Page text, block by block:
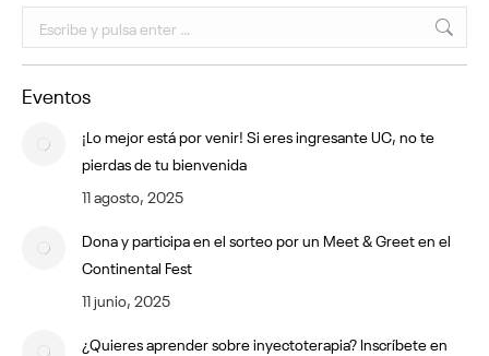
Buscar:
Eventos
¡Lo mejor está por venir! Si eres ingresante UC, no te
pierdas de tu bienvenida
11 agosto, 2025
Dona y participa en el sorteo por un Meet & Greet en el
Continental Fest
11 junio, 2025
¿Quieres aprender sobre inyectoterapia? Inscríbete en